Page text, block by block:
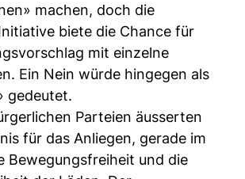
machen, doch die
biete die Chance für
mit einzelne
Ein Nein würde hingegen als
gedeutet.
Parteien äusserten
für das Anliegen, gerade im
Bewegungsfreiheit und die